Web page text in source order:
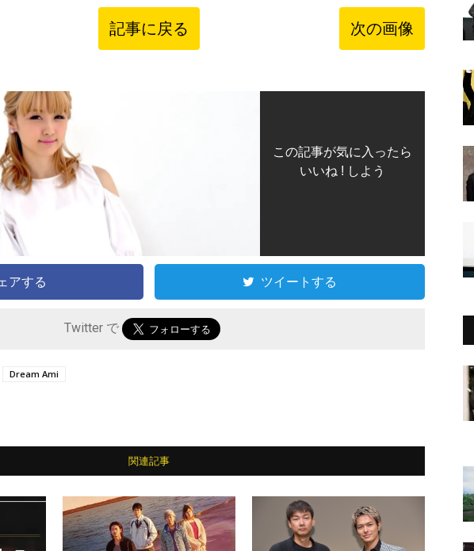
記事に戻る 次の画像
この記事が気に入ったら
いいね ! しよう
アする ツイートする
Twitter で
Dream Ami
関連記事